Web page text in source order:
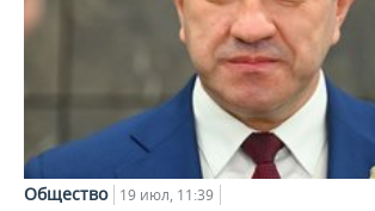
Общество 19 июл, 11:39